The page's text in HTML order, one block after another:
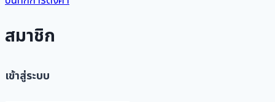
สมาชิก
เข้าสู่ระบบ